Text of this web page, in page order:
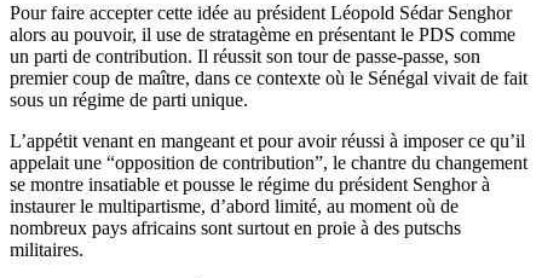
Pour faire accepter cette idée au président Léopold Sédar Senghor
alors au pouvoir, il use de stratagème en présentant le PDS comme
un parti de contribution. Il réussit son tour de passe-passe, son
premier coup de maître, dans ce contexte où le Sénégal vivait de fait
sous un régime de parti unique.
L’appétit venant en mangeant et pour avoir réussi à imposer ce qu’il
appelait une “opposition de contribution”, le chantre du changement
se montre insatiable et pousse le régime du président Senghor à
instaurer le multipartisme, d’abord limité, au moment où de
nombreux pays africains sont surtout en proie à des putschs
militaires.